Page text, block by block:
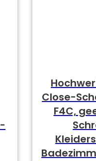
Close-
F4C,